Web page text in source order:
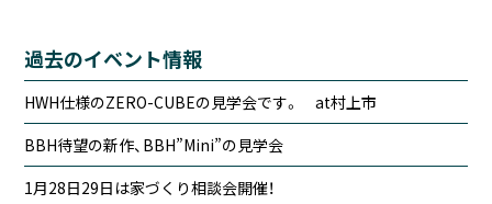
過去のイベント情報
HWH仕様のZERO-CUBEの見学会です。 at村上市
BBH待望の新作、BBH”Mini”の見学会
1月28日29日は家づくり相談会開催！